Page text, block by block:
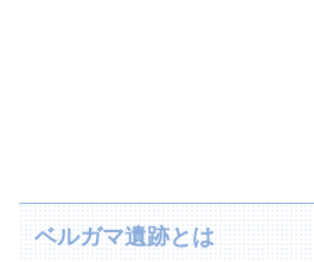
ベルガマ遺跡とは